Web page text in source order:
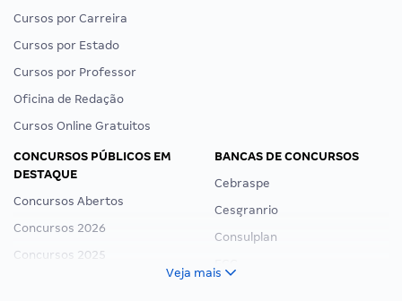
Cursos por Carreira
Cursos por Estado
Cursos por Professor
Oficina de Redação
Cursos Online Gratuitos
CONCURSOS PÚBLICOS EM
DESTAQUE
Concursos Abertos
Concursos 2026
Concursos 2025
BANCAS DE CONCURSOS
Cebraspe
Cesgranrio
Consulplan
Veja mais